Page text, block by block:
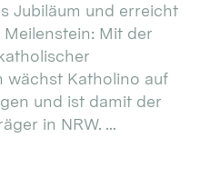
Jubiläum und erreicht
Mit der
wächst Katholino auf
und ist damit der
in NRW. ...